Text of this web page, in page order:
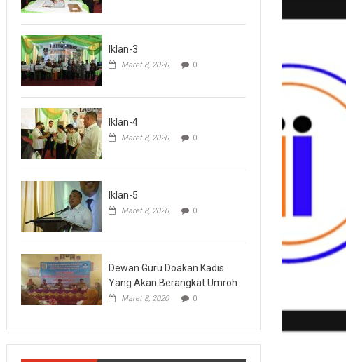
Iklan-3
Maret 8, 2020 0
Iklan-4
Maret 8, 2020 0
Iklan-5
Maret 8, 2020 0
Dewan Guru Doakan Kadis
Yang Akan Berangkat Umroh
Maret 8, 2020 0